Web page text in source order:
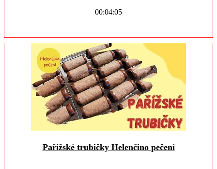
00:04:05
Pařížské trubičky Helenčino pečení